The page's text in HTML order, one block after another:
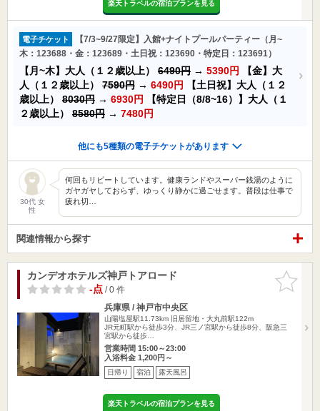
楽天トラベルの宿泊プランを見る
電子チケット
【7/3~9/27限定】入館+ナイトプールパーティー（月~
木：123688・金：123689・土日祝：123690・特定日：123691）
【月~木】大人（１２歳以上） 6490円 → 5390円
【金】大
人（１２歳以上） 7590円 → 6490円
【土日祝】大人（１２
歳以上） 8030円 → 6930円
【特定日（8/8~16）】大人（１
２歳以上） 8580円 → 7480円
他にも5種類の電子チケットがあります
30代 女
性
何回もリピートしています。健康ランドやスーパー銭湯のように
ガヤガヤしておらず、ゆっくり静かに過ごせます。普段は仕事で
疲れ切…
関連情報から探す
お気に入
りに追加
カンデオホテルズ神戸トアロード
-点/ 0 件
兵庫県 / 神戸市中央区
山陽塩屋駅11.73km
旧居留地・大丸前駅122m
JR元町駅から徒歩3分、JR三ノ宮駅から徒歩8分、阪急三
宮駅から徒歩…
営業時間 15:00～23:00
入浴料金 1,200円～
日帰り 宿泊 露天風呂
楽天トラベルの宿泊プランを見る